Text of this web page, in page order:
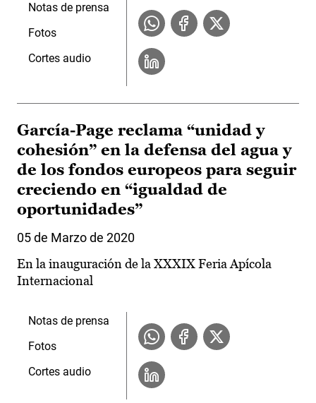
Notas de prensa
Fotos
Cortes audio
García-Page reclama “unidad y
cohesión” en la defensa del agua y
de los fondos europeos para seguir
creciendo en “igualdad de
oportunidades”
05 de Marzo de 2020
En la inauguración de la XXXIX Feria Apícola
Internacional
Notas de prensa
Fotos
Cortes audio